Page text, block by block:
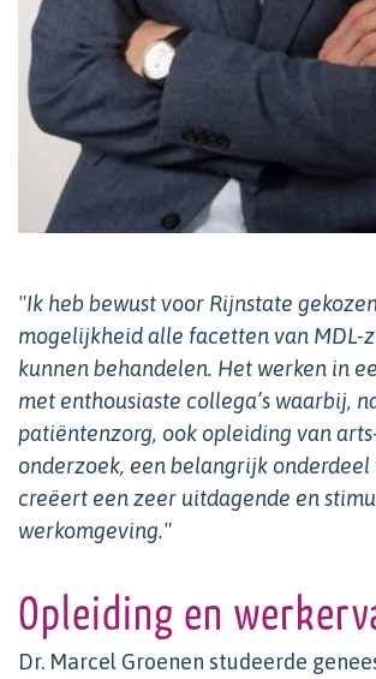
"Ik heb bewust voor Rijnstate
mogelijkheid alle facetten van MDL-
kunnen behandelen. Het werken in
met enthousiaste collega’s waarbij,
patiëntenzorg, ook opleiding van
onderzoek, een belangrijk onderdeel
creëert een zeer uitdagende en
werkomgeving."
Opleiding en
Dr. Marcel Groenen studeerde